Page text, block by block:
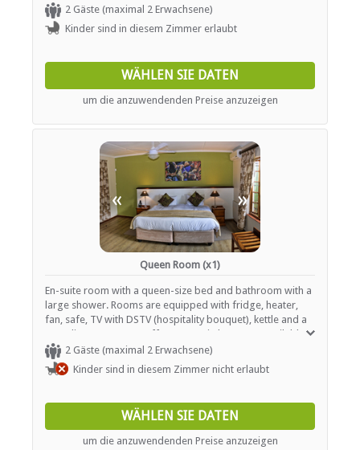
available on request. All rooms are non-smoking and pet-
free.
2 Gäste (maximal 2 Erwachsene)
Kinder sind in diesem Zimmer erlaubt
WÄHLEN SIE DATEN
um die anzuwendenden Preise anzuzeigen
« »
Queen Room (x1)
En-suite room with a queen-size bed and bathroom with a
large shower. Rooms are equipped with fridge, heater,
fan, safe, TV with DSTV (hospitality bouquet), kettle and a
complimentary tea / coffee tray. Hairdryers are available
on request. All rooms are non-smoking and pet-free.
2 Gäste (maximal 2 Erwachsene)
Kinder sind in diesem Zimmer nicht erlaubt
WÄHLEN SIE DATEN
um die anzuwendenden Preise anzuzeigen